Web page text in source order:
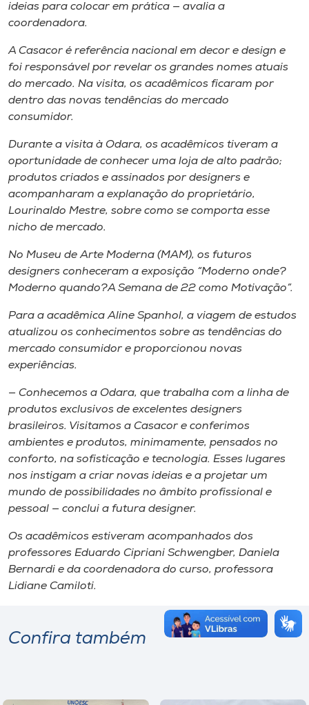
ideias para colocar em prática — avalia a
coordenadora.
A Casacor é referência nacional em decor e design e
foi responsável por revelar os grandes nomes atuais
do mercado. Na visita, os acadêmicos ficaram por
dentro das novas tendências do mercado
consumidor.
Durante a visita à Odara, os acadêmicos tiveram a
oportunidade de conhecer uma loja de alto padrão;
produtos criados e assinados por designers e
acompanharam a explanação do proprietário,
Lourinaldo Mestre, sobre como se comporta esse
nicho de mercado.
No Museu de Arte Moderna (MAM), os futuros
designers conheceram a exposição “Moderno onde?
Moderno quando?A Semana de 22 como Motivação”.
Para a acadêmica Aline Spanhol, a viagem de estudos
atualizou os conhecimentos sobre as tendências do
mercado consumidor e proporcionou novas
experiências.
— Conhecemos a Odara, que trabalha com a linha de
produtos exclusivos de excelentes designers
brasileiros. Visitamos a Casacor e conferimos
ambientes e produtos, minimamente, pensados no
conforto, na sofisticação e tecnologia. Esses lugares
nos instigam a criar novas ideias e a projetar um
mundo de possibilidades no âmbito profissional e
pessoal — conclui a futura designer.
Os acadêmicos estiveram acompanhados dos
professores Eduardo Cipriani Schwengber, Daniela
Bernardi e da coordenadora do curso, professora
Lidiane Camiloti.
Confira também